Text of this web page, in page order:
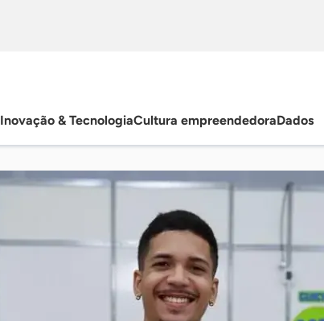
Inovação & TecnologiaCultura empreendedoraDados